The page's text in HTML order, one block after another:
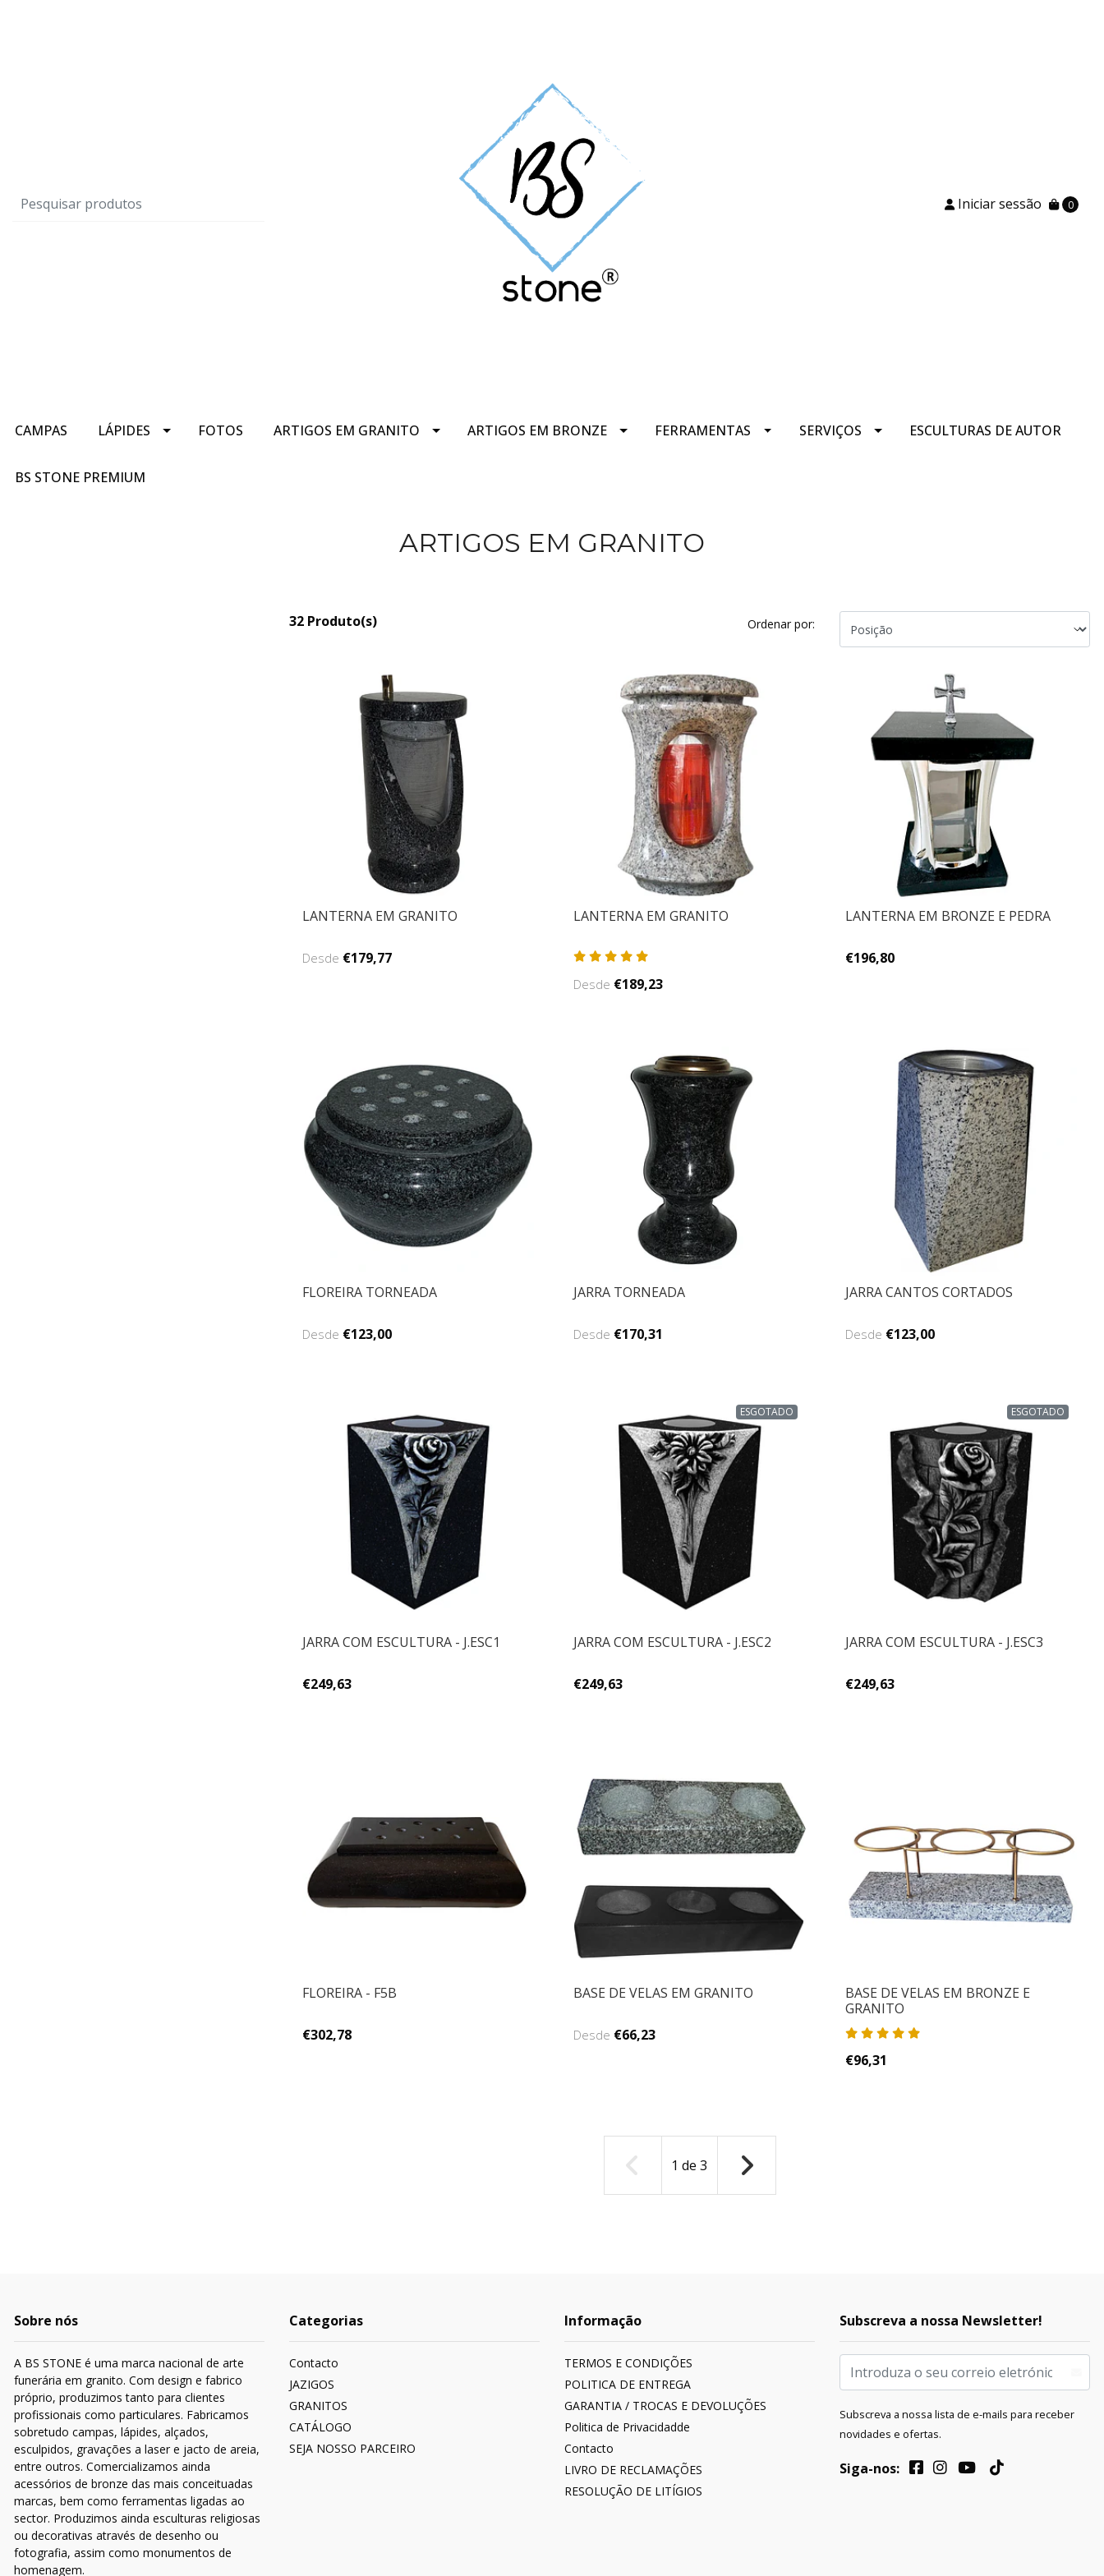
Iniciar sessão 0
CAMPAS LÁPIDES FOTOS ARTIGOS EM GRANITO ARTIGOS EM BRONZE FERRAMENTAS SERVIÇOS ESCULTURAS DE AUTOR
BS STONE PREMIUM
ARTIGOS EM GRANITO
32 Produto(s) Ordenar por:
LANTERNA EM GRANITO
Desde €179,77
LANTERNA EM GRANITO
Desde €189,23
LANTERNA EM BRONZE E PEDRA
€196,80
FLOREIRA TORNEADA
Desde €123,00
JARRA TORNEADA
Desde €170,31
JARRA CANTOS CORTADOS
Desde €123,00
JARRA COM ESCULTURA - J.ESC1
€249,63
ESGOTADO
JARRA COM ESCULTURA - J.ESC2
€249,63
ESGOTADO
JARRA COM ESCULTURA - J.ESC3
€249,63
FLOREIRA - F5B
€302,78
BASE DE VELAS EM GRANITO
Desde €66,23
BASE DE VELAS EM BRONZE E
GRANITO
€96,31
1 de 3
Sobre nós
A BS STONE é uma marca nacional de arte
funerária em granito. Com design e fabrico
próprio, produzimos tanto para clientes
profissionais como particulares. Fabricamos
sobretudo campas, lápides, alçados,
esculpidos, gravações a laser e jacto de areia,
entre outros. Comercializamos ainda
acessórios de bronze das mais conceituadas
marcas, bem como ferramentas ligadas ao
sector. Produzimos ainda esculturas religiosas
ou decorativas através de desenho ou
fotografia, assim como monumentos de
homenagem.
Categorias
Contacto
JAZIGOS
GRANITOS
CATÁLOGO
SEJA NOSSO PARCEIRO
Informação
TERMOS E CONDIÇÕES
POLITICA DE ENTREGA
GARANTIA / TROCAS E DEVOLUÇÕES
Politica de Privacidadde
Contacto
LIVRO DE RECLAMAÇÕES
RESOLUÇÃO DE LITÍGIOS
Subscreva a nossa Newsletter!
Subscreva a nossa lista de e-mails para receber
novidades e ofertas.
Siga-nos: